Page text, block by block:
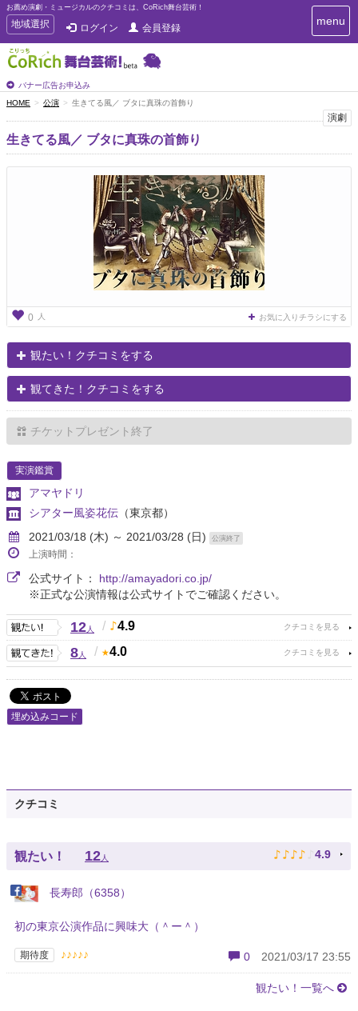
お薦め演劇・ミュージカルのクチコミは、CoRich舞台芸術！
T
o
g
g
e
n
a
v
i
地域選択 ログイン 会員登録
バナー広告お申込み
T
o
i
menu
HOME 公演 生きてる風／ ブタに真珠の首飾り
演劇
生きてる風／ ブタに真珠の首飾り
0 人 お気に入りチラシにする
観たい！クチコミをする
観てきた！クチコミをする
チケットプレゼント終了
実演鑑賞
アマヤドリ
シアター風姿花伝 （東京都）
2021/03/18 (木) ～ 2021/03/28 (日)
公演終了
上演時間：
公式サイト： http://amayadori.co.jp/
※正式な公演情報は公式サイトでご確認ください。
12人 / 4.9
8人 / 4.0
埋め込みコード
クチコミ
観たい！ 12人 ♪ ♪ ♪ ♪ ♪ 4.9
長寿郎（6358）
初の東京公演作品に興味大（＾ー＾）
期待度 ♪♪♪♪♪ 0 2021/03/17 23:55
観たい！一覧へ